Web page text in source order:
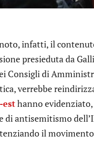
infatti, il
presieduta da
Consigli di
verrebbe
hanno evidenziato,
di antisemitismo
il